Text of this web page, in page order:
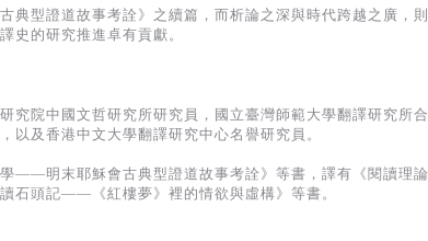
型證道故事考詮》之續篇，而析論之深與時代跨越之廣，則
史的研究推進卓有貢獻。
究院中國文哲研究所研究員，國立臺灣師範大學翻譯研究所合
以及香港中文大學翻譯研究中心名譽研究員。
——明末耶穌會古典型證道故事考詮》等書，譯有《閱讀理論
石頭記——《紅樓夢》裡的情欲與虛構》等書。